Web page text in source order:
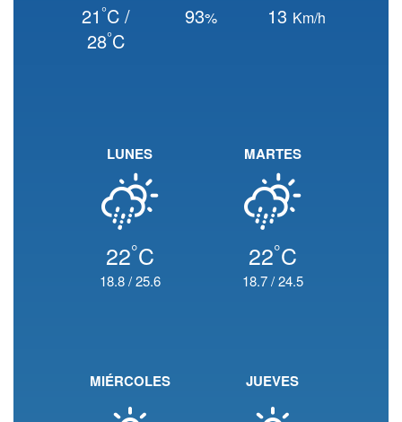
21°C /
28°C
93% 13 Km/h
LUNES
22°C
18.8/25.6
MARTES
22°C
18.7/24.5
MIÉRCOLES JUEVES